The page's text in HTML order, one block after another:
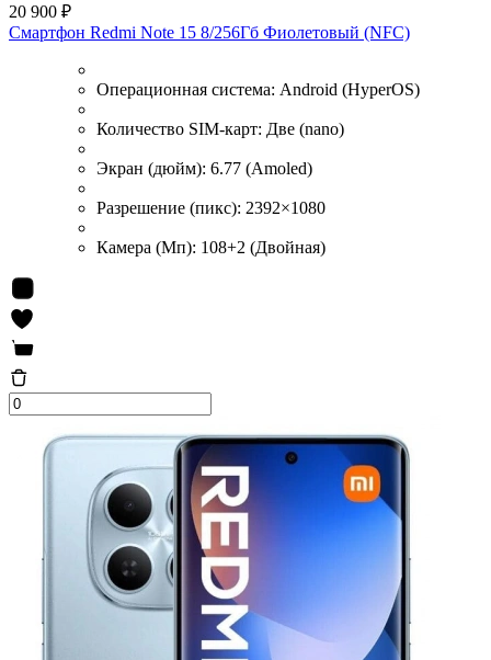
20 900 ₽
Смартфон Redmi Note 15 8/256Гб Фиолетовый (NFC)
Операционная система: Android (HyperOS)
Количество SIM-карт: Две (nano)
Экран (дюйм): 6.77 (Amoled)
Разрешение (пикс): 2392×1080
Камера (Мп): 108+2 (Двойная)